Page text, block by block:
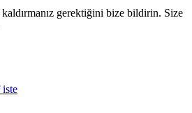
gerektiğini bize bildirin. Size